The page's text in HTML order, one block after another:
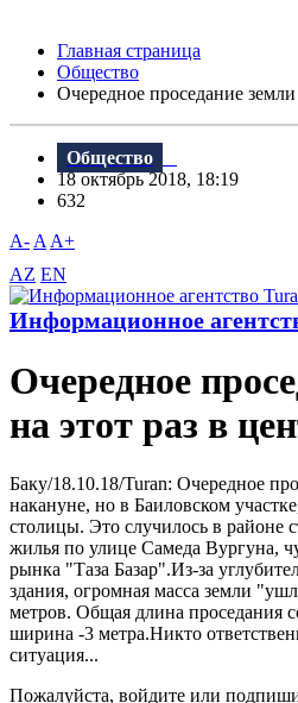
Главная страница
Общество
Очередное проседание земли
Общество
18 октябрь 2018, 18:19
632
A- A A+
AZ EN
Информационное
Очередное
на этот раз в
Баку/18.10.18/Turan: Очередное
накануне, но в Баиловском
столицы. Это случилось в районе
жилья по улице Самеда Bургуна,
рынка "Таза Базар".Из-за
здания, огромная масса земли
метров. Общая длина проседания
ширина -3 метра.Никто
ситуация...
Пожалуйста, войдите или